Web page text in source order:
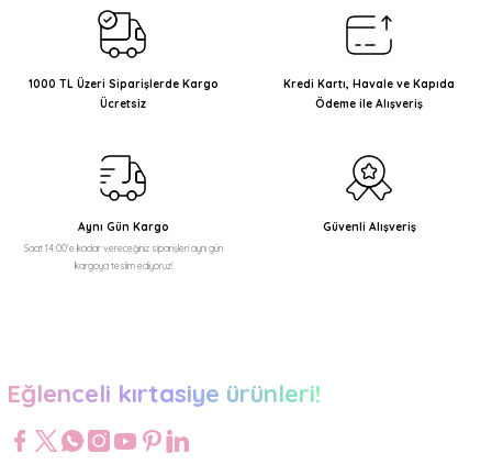
Ürün resmi kalitesiz, bozuk veya görüntülenemiyor.
Ürün açıklamasında eksik bilgiler bulunuyor.
Ürün bilgilerinde hatalar bulunuyor.
Bu ürüne benzer farklı alternatifler olmalı.
1000 TL Üzeri Siparişlerde Kargo
Ücretsiz
Kredi Kartı, Havale ve Kapıda
Ödeme ile Alışveriş
Aynı Gün Kargo
Saat 14:00'e kadar vereceğiniz siparişleri aynı gün
kargoya teslim ediyoruz!
Güvenli Alışveriş
Eğlenceli kırtasiye ürünleri!